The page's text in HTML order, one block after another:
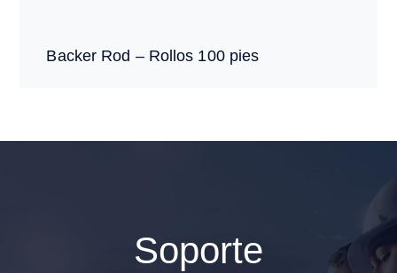
Backer Rod – Rollos 100 pies
Soporte